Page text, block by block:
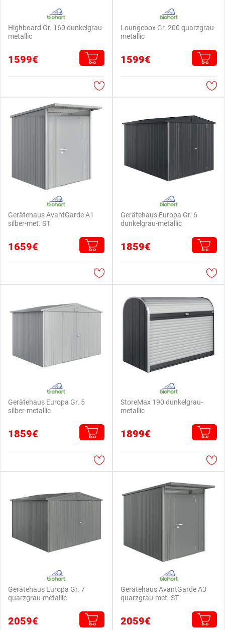
Highboard Gr. 160 dunkelgrau-
metallic
1599€
Loungebox Gr. 200 quarzgrau-
metallic
1599€
Gerätehaus AvantGarde A1
silber-met. ST
1659€
Gerätehaus Europa Gr. 6
dunkelgrau-metallic
1859€
Gerätehaus Europa Gr. 5
silber-metallic
1859€
StoreMax 190 dunkelgrau-
metallic
1899€
Gerätehaus Europa Gr. 7
quarzgrau-metallic
2059€
Gerätehaus AvantGarde A3
quarzgrau-met. ST
2059€